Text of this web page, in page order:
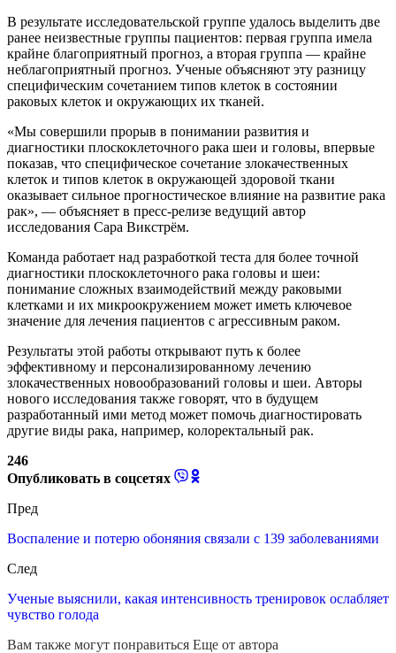
В результате исследовательской группе удалось выделить две
ранее неизвестные группы пациентов: первая группа имела
крайне благоприятный прогноз, а вторая группа — крайне
неблагоприятный прогноз. Ученые объясняют эту разницу
специфическим сочетанием типов клеток в состоянии
раковых клеток и окружающих их тканей.
«Мы совершили прорыв в понимании развития и
диагностики плоскоклеточного рака шеи и головы, впервые
показав, что специфическое сочетание злокачественных
клеток и типов клеток в окружающей здоровой ткани
оказывает сильное прогностическое влияние на развитие рака
рак», — объясняет в пресс-релизе ведущий автор
исследования Сара Викстрём.
Команда работает над разработкой теста для более точной
диагностики плоскоклеточного рака головы и шеи:
понимание сложных взаимодействий между раковыми
клетками и их микроокружением может иметь ключевое
значение для лечения пациентов с агрессивным раком.
Результаты этой работы открывают путь к более
эффективному и персонализированному лечению
злокачественных новообразований головы и шеи. Авторы
нового исследования также говорят, что в будущем
разработанный ими метод может помочь диагностировать
другие виды рака, например, колоректальный рак.
246
Опубликовать в соцсетях
Пред
Воспаление и потерю обоняния связали с 139 заболеваниями
След
Ученые выяснили, какая интенсивность тренировок ослабляет
чувство голода
Вам также могут понравиться Еще от автора